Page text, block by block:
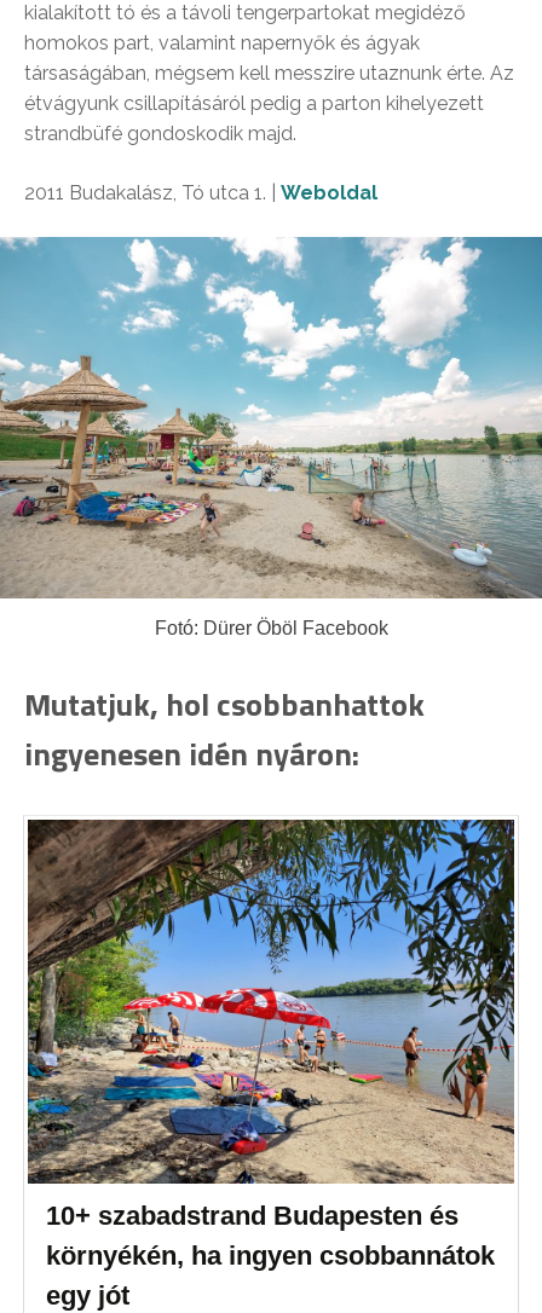
kialakított tó és a távoli tengerpartokat megidéző
homokos part, valamint napernyők és ágyak
társaságában, mégsem kell messzire utaznunk érte. Az
étvágyunk csillapításáról pedig a parton kihelyezett
strandbüfé gondoskodik majd.
2011 Budakalász, Tó utca 1. | Weboldal
Fotó: Dürer Öböl Facebook
Mutatjuk, hol csobbanhattok
ingyenesen idén nyáron:
10+ szabadstrand Budapesten és
környékén, ha ingyen csobbannátok
egy jót